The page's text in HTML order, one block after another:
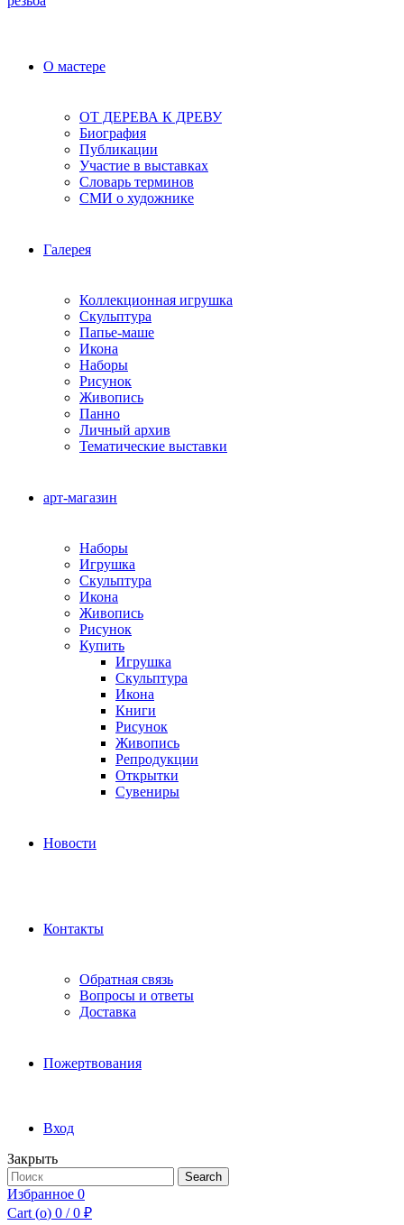
О мастере
ОТ ДЕРЕВА К ДРЕВУ
Биография
Публикации
Участие в выставках
Словарь терминов
СМИ о художнике
Галерея
Коллекционная игрушка
Скульптура
Папье-маше
Икона
Наборы
Рисунок
Живопись
Панно
Личный архив
Тематические выставки
арт-магазин
Наборы
Игрушка
Скульптура
Икона
Живопись
Рисунок
Купить
Игрушка
Скульптура
Икона
Книги
Рисунок
Живопись
Репродукции
Открытки
Сувениры
Новости
Контакты
Обратная связь
Вопросы и ответы
Доставка
Пожертвования
Вход
Закрыть
Search
for:
Search
Избранное 0
Cart (o) 0 / 0 ₽